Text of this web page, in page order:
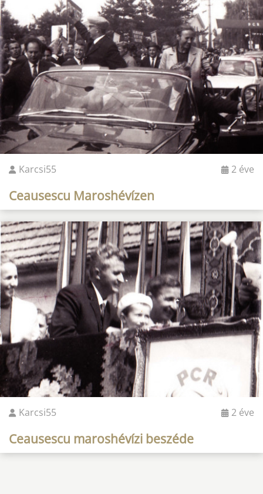
Karcsi55 2 éve
Ceausescu Maroshévízen
Karcsi55 2 éve
Ceausescu maroshévízi beszéde